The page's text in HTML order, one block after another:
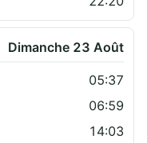
Dimanche 23 Août
05:37
06:59
14:03